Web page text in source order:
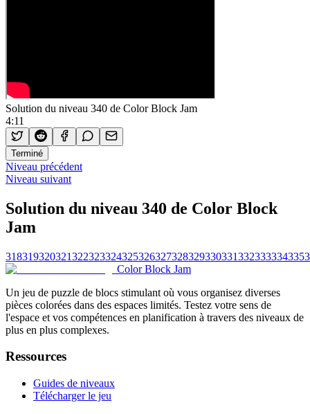
Solution du niveau 340 de Color Block Jam
4:11
Terminé
Niveau précédent
Niveau suivant
Solution du niveau 340 de Color Block
Jam
318319320321322323324325326327328329330331332333334335
Color Block Jam
Un jeu de puzzle de blocs stimulant où vous organisez diverses
pièces colorées dans des espaces limités. Testez votre sens de
l'espace et vos compétences en planification à travers des niveaux de
plus en plus complexes.
Ressources
Guides de niveaux
Télécharger le jeu